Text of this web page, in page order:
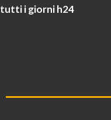
tutti i giorni h24